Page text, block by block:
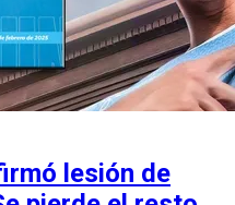
lesión de